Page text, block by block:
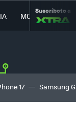
MOVILIDAD
Suscríbete a
17 Samsung